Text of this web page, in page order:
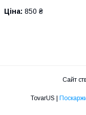
Ціна: 850 ₴
Сайт
TovarUS |